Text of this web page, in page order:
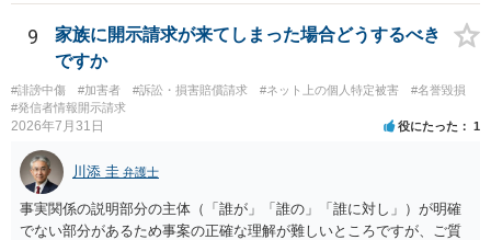
貴殿が投稿した事実を認めてしまったことで「答え合わせ」になって
しまったのではないでしょうか。 相手方の動きについても、相手方次
第ですので何とも言えません。公開の場で回答するには情報が乏し
く、ここで詳細を明らかにすることは事案の特定に繋がってしまうの
で、弁護士へ直接相談した方がよいです。
9
家族に開示請求が来てしまった場合どうするべき
ですか
#誹謗中傷 #加害者 #訴訟・損害賠償請求 #ネット上の個人特定被害
#名誉毀損
#発信者情報開示請求
2026年7月31日 役にたった 1
川添 圭 弁護士
事実関係の説明部分の主体（「誰が」「誰の」「誰に対し」）が明確
でない部分があるため事案の正確な理解が難しいところですが、ご質